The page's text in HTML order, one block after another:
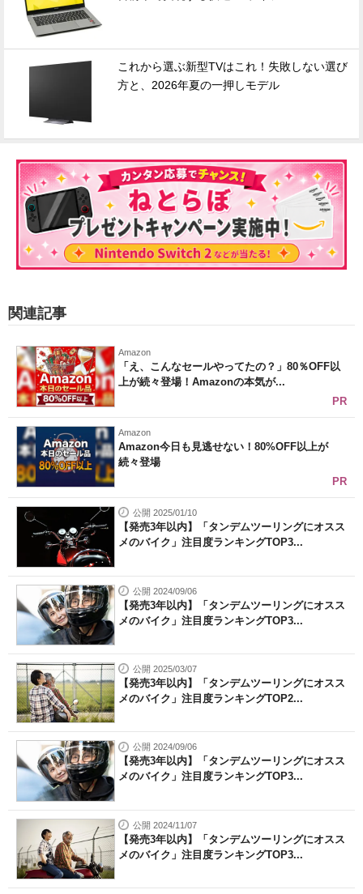
これから選ぶ新型TVはこれ！失敗しない選び
方と、2026年夏の一押しモデル
関連記事
Amazon
「え、こんなセールやってたの？」80％OFF以
上が続々登場！Amazonの本気が...
PR
Amazon
Amazon今日も見逃せない！80%OFF以上が
続々登場
PR
公開 2025/01/10
【発売3年以内】「タンデムツーリングにオスス
メのバイク」注目度ランキングTOP3...
公開 2024/09/06
【発売3年以内】「タンデムツーリングにオスス
メのバイク」注目度ランキングTOP3...
公開 2025/03/07
【発売3年以内】「タンデムツーリングにオスス
メのバイク」注目度ランキングTOP2...
公開 2024/09/06
【発売3年以内】「タンデムツーリングにオスス
メのバイク」注目度ランキングTOP3...
公開 2024/11/07
【発売3年以内】「タンデムツーリングにオスス
メのバイク」注目度ランキングTOP3...